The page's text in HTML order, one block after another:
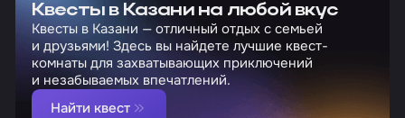
Квесты в Казани на любой вкус
Квесты в Казани — отличный отдых с семьей
и друзьями! Здесь вы найдете лучшие квест-
комнаты для захватывающих приключений
и незабываемых впечатлений.
Найти квест